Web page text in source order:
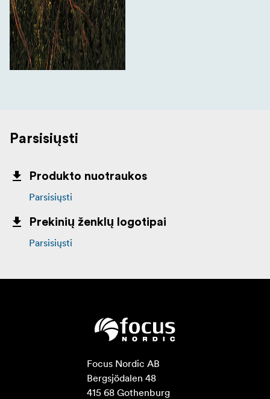
Parsisiųsti
Produkto nuotraukos
Parsisiųsti
Prekinių ženklų logotipai
Parsisiųsti
Focus Nordic AB
Bergsjödalen 48
415 68 Gothenburg